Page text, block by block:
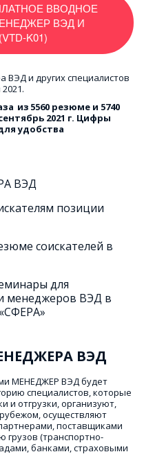
ВВОДНОЕ
ВЭД И
K01)
ВЭД и других специалистов
из 5560 резюме и 5740
2021 г. Цифры
удобства
ВЭД
позиции
соискателей в
для
менеджеров ВЭД в
ВЭД
МЕНЕДЖЕР ВЭД будет
специалистов, которые
и отгрузки, организуют,
осуществляют
поставщиками
грузов (транспортно-
банками, страховыми